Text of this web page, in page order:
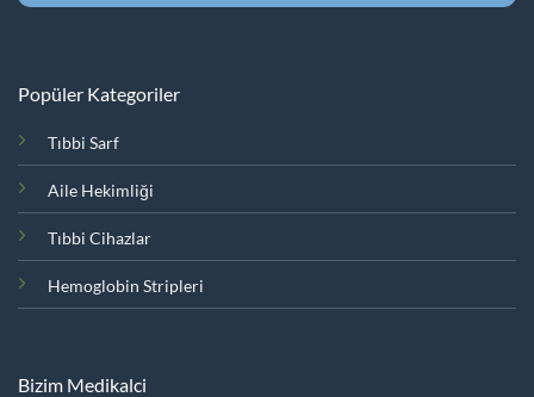
Popüler Kategoriler
Tıbbi Sarf
Aile Hekimliği
Tıbbi Cihazlar
Hemoglobin Stripleri
Bizim Medikalci